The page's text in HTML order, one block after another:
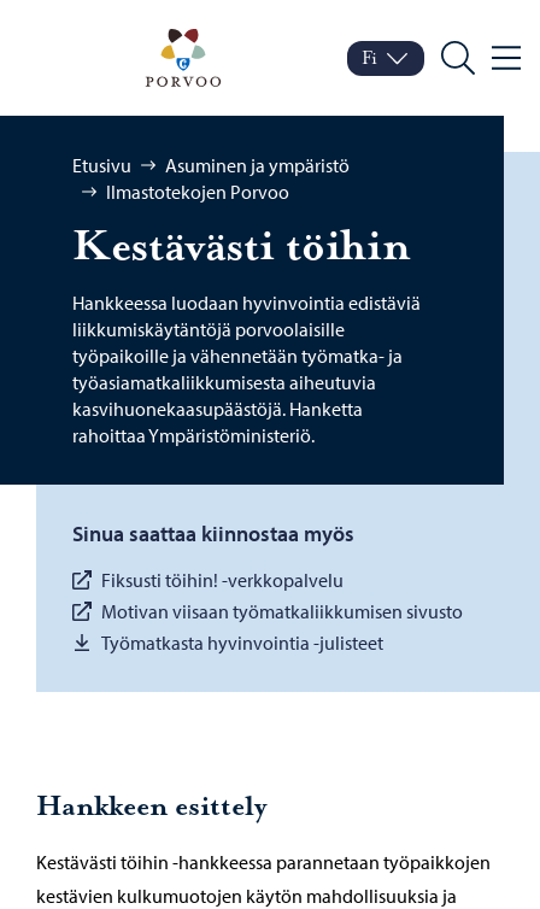
Porvoo – Siirry
Vaihda kieltä
Nykyinen kieli: Suomi
Fi
Hae
Selaa:
Etusivu
Asuminen ja ympäristö
Ilmastotekojen Porvoo
Kes­tä­väs­ti töi­hin
Hankkeessa luodaan hyvinvointia edistäviä
liikkumiskäytäntöjä porvoolaisille
työpaikoille ja vähennetään työmatka- ja
työasiamatkaliikkumisesta aiheutuvia
kasvihuonekaasupäästöjä. Hanketta
rahoittaa Ympäristöministeriö.
Sinua saattaa kiinnostaa myös
Fiksusti töihin! -verkkopalvelu
Motivan viisaan työmatkaliikkumisen sivusto
Työmatkasta hyvinvointia -julisteet
Hankkeen esittely
Kestävästi töihin -hankkeessa parannetaan työpaikkojen
kestävien kulkumuotojen käytön mahdollisuuksia ja